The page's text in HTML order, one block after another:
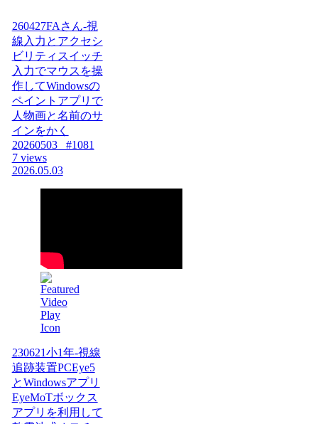
260427FAさん-視
線入力とアクセシ
ビリティスイッチ
入力でマウスを操
作してWindowsの
ペイントアプリで
人物画と名前のサ
インをかく
20260503_ #1081
7 views
2026.05.03
230621小1年-視線
追跡装置PCEye5
とWindowsアプリ
EyeMoTボックス
アプリを利用して